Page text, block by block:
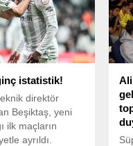
geçti.
istatistik!
direktör
Beşiktaş, yeni
ilk maçların
ayrıldı.